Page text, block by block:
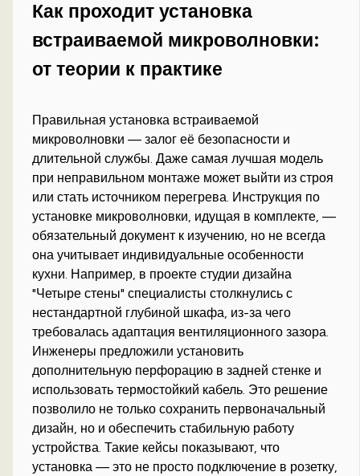
Как проходит установка
встраиваемой микроволновки:
от теории к практике
Правильная установка встраиваемой
микроволновки — залог её безопасности и
длительной службы. Даже самая лучшая модель
при неправильном монтаже может выйти из строя
или стать источником перегрева. Инструкция по
установке микроволновки, идущая в комплекте, —
обязательный документ к изучению, но не всегда
она учитывает индивидуальные особенности
кухни. Например, в проекте студии дизайна
"Четыре стены" специалисты столкнулись с
нестандартной глубиной шкафа, из-за чего
требовалась адаптация вентиляционного зазора.
Инженеры предложили установить
дополнительную перфорацию в задней стенке и
использовать термостойкий кабель. Это решение
позволило не только сохранить первоначальный
дизайн, но и обеспечить стабильную работу
устройства. Такие кейсы показывают, что
установка — это не просто подключение в розетку,